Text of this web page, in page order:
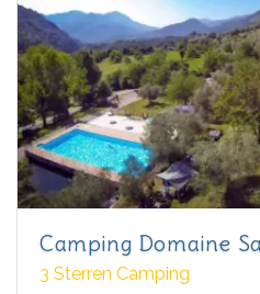
Camping Domaine
3 Sterren Camping